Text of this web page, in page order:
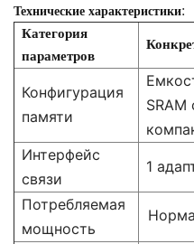
Технические характеристики:
Категория
параметров
Конфигурация
памяти
Интерфейс
связи
1
Потребляемая
мощность